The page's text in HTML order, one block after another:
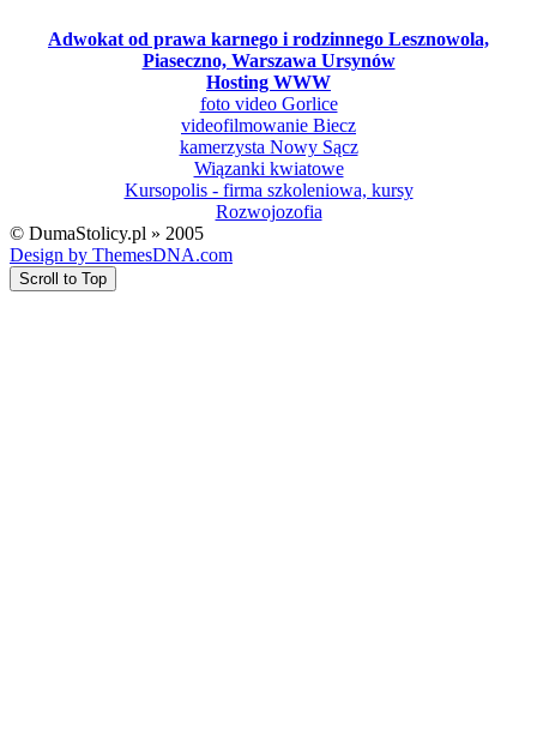
Adwokat od prawa karnego i rodzinnego Lesznowola,
Piaseczno, Warszawa Ursynów
Hosting WWW
foto video Gorlice
videofilmowanie Biecz
kamerzysta Nowy Sącz
Wiązanki kwiatowe
Kursopolis - firma szkoleniowa, kursy
Rozwojozofia
© DumaStolicy.pl » 2005
Design by ThemesDNA.com
Scroll to Top